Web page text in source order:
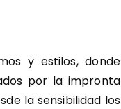
y estilos, donde
por la impronta
la sensibilidad los